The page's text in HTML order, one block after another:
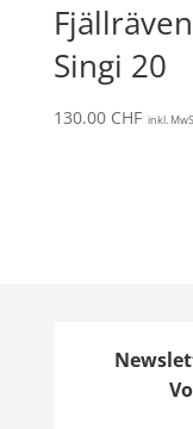
Fjällräven
Singi 20
130.00 CHF inkl.